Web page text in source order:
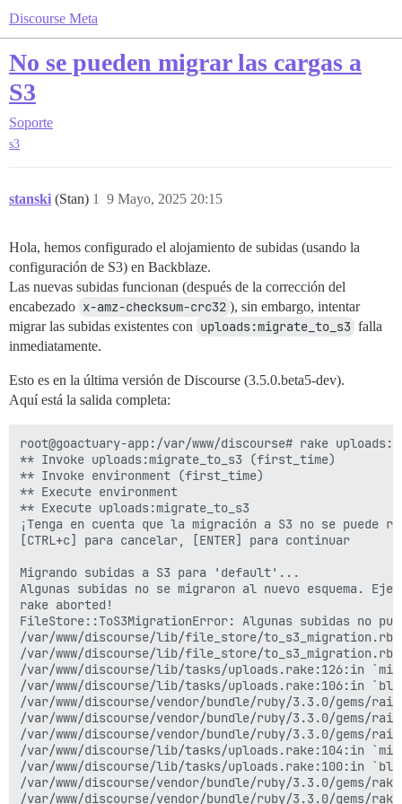
Discourse Meta
No se pueden migrar las cargas a
S3
Soporte
s3
stanski (Stan) 9 Mayo, 2025 20:15
1
Hola, hemos configurado el alojamiento de subidas (usando la
configuración de S3) en Backblaze.
Las nuevas subidas funcionan (después de la corrección del
encabezado x-amz-checksum-crc32 ), sin embargo, intentar
migrar las subidas existentes con uploads:migrate_to_s3 falla
inmediatamente.
Esto es en la última versión de Discourse (3.5.0.beta5-dev).
Aquí está la salida completa:
root@goactuary-app:/var/www/discourse# rake
** Invoke uploads:migrate_to_s3 (first_time)
** Invoke environment (first_time)
** Execute environment
** Execute uploads:migrate_to_s3
¡Tenga en cuenta que la migración a S3 no se puede
[CTRL+c] para cancelar, [ENTER] para continuar
Migrando subidas a S3 para 'default'...
Algunas subidas no se migraron al nuevo esquema.
rake aborted!
FileStore::ToS3MigrationError: Algunas subidas no
/var/www/discourse/lib/file_store/
/var/www/discourse/lib/file_store/
/var/www/discourse/lib/tasks/uploads.rake:126:in
/var/www/discourse/lib/tasks/uploads.rake:106:in
/var/www/discourse/vendor/bundle/ruby/3.3.0/gems/
/var/www/discourse/vendor/bundle/ruby/3.3.0/gems/
/var/www/discourse/vendor/bundle/ruby/3.3.0/gems/
/var/www/discourse/lib/tasks/uploads.rake:104:in
/var/www/discourse/lib/tasks/uploads.rake:100:in
/var/www/discourse/vendor/bundle/ruby/3.3.0/
/var/www/discourse/vendor/bundle/ruby/3.3.0/gems/